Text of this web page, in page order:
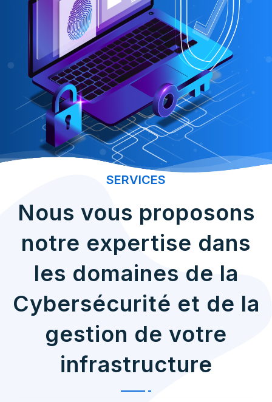
SERVICES
Nous vous proposons
notre expertise dans
les domaines de la
Cybersécurité et de la
gestion de votre
infrastructure